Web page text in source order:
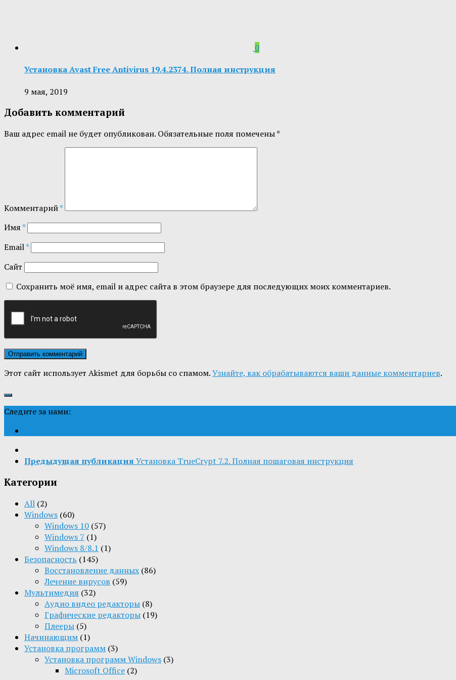
0
Установка Avast Free Antivirus 19.4.2374. Полная инструкция
9 мая, 2019
Добавить комментарий
Ваш адрес email не будет опубликован. Обязательные поля помечены*
Комментарий*
Имя*
Email*
Сайт
Сохранить моё имя, email и адрес сайта в этом браузере для последующих моих комментариев.
Этот сайт использует Akismet для борьбы со спамом.Узнайте, как обрабатываются ваши данные комментариев.
Следите за нами:
Предыдущая публикация Установка TrueCrypt 7.2. Полная пошаговая инструкция
Категории
All (2)
Windows (60)
Windows 10 (57)
Windows 7 (1)
Windows 8/8.1 (1)
Безопасность (145)
Восстановление данных (86)
Лечение вирусов (59)
Мультимедия (32)
Aудио видео редакторы (8)
Графические редакторы (19)
Плееры (5)
Начинающим (1)
Установка программ (3)
Установка программ Windows (3)
Microsoft Office (2)